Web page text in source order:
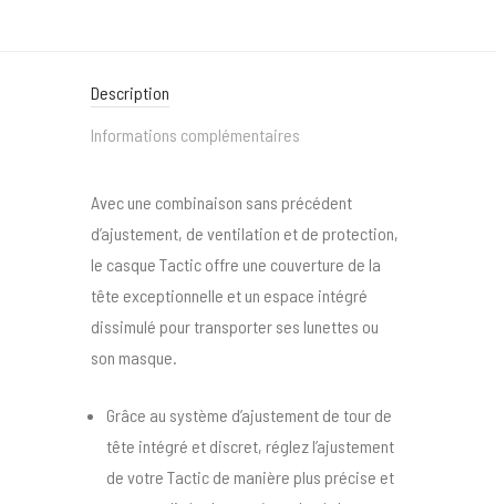
Description
Informations complémentaires
Avec une combinaison sans précédent
d’ajustement, de ventilation et de protection,
le casque Tactic offre une couverture de la
tête exceptionnelle et un espace intégré
dissimulé pour transporter ses lunettes ou
son masque.
Grâce au système d’ajustement de tour de
tête intégré et discret, réglez l’ajustement
de votre Tactic de manière plus précise et